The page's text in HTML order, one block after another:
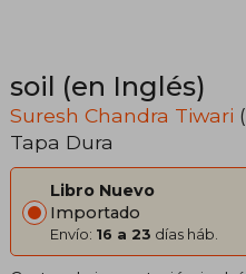
soil (en Inglés)
Suresh Chandra Tiwari
Tapa Dura
Libro Nuevo
Importado
Envío: 16 a 23 días háb.